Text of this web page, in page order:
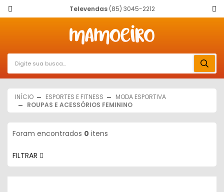
Televendas(85) 3045-2212
INÍCIO ESPORTES E FITNESS
MODA ESPORTIVA
ROUPAS E ACESSÓRIOS FEMININO
Foram encontrados 0 itens
FILTRAR